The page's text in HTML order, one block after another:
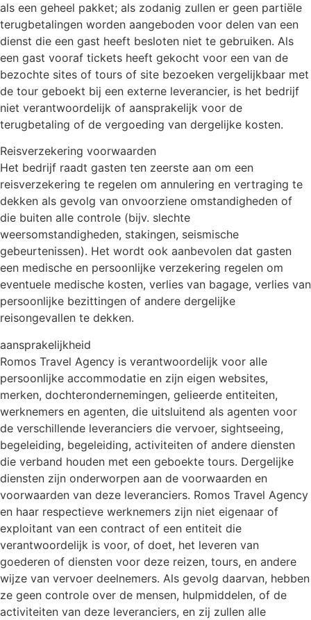
als een geheel pakket; als zodanig zullen er geen partiële
terugbetalingen worden aangeboden voor delen van een
dienst die een gast heeft besloten niet te gebruiken. Als
een gast vooraf tickets heeft gekocht voor een van de
bezochte sites of tours of site bezoeken vergelijkbaar met
de tour geboekt bij een externe leverancier, is het bedrijf
niet verantwoordelijk of aansprakelijk voor de
terugbetaling of de vergoeding van dergelijke kosten.
Reisverzekering voorwaarden
Het bedrijf raadt gasten ten zeerste aan om een
reisverzekering te regelen om annulering en vertraging te
dekken als gevolg van onvoorziene omstandigheden of
die buiten alle controle (bijv. slechte
weersomstandigheden, stakingen, seismische
gebeurtenissen). Het wordt ook aanbevolen dat gasten
een medische en persoonlijke verzekering regelen om
eventuele medische kosten, verlies van bagage, verlies van
persoonlijke bezittingen of andere dergelijke
reisongevallen te dekken.
aansprakelijkheid
Romos Travel Agency is verantwoordelijk voor alle
persoonlijke accommodatie en zijn eigen websites,
merken, dochterondernemingen, gelieerde entiteiten,
werknemers en agenten, die uitsluitend als agenten voor
de verschillende leveranciers die vervoer, sightseeing,
begeleiding, begeleiding, activiteiten of andere diensten
die verband houden met een geboekte tours. Dergelijke
diensten zijn onderworpen aan de voorwaarden en
voorwaarden van deze leveranciers. Romos Travel Agency
en haar respectieve werknemers zijn niet eigenaar of
exploitant van een contract of een entiteit die
verantwoordelijk is voor, of doet, het leveren van
goederen of diensten voor deze reizen, tours, en andere
wijze van vervoer deelnemers. Als gevolg daarvan, hebben
ze geen controle over de mensen, hulpmiddelen, of de
activiteiten van deze leveranciers, en zij zullen alle